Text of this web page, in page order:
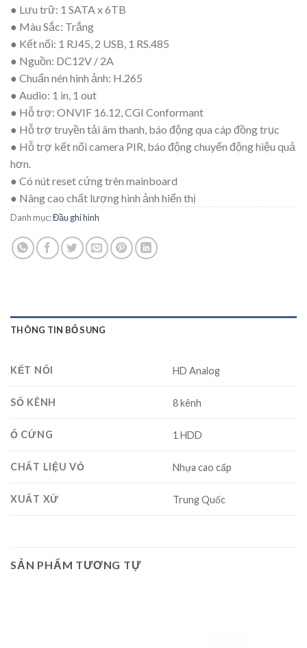
● Lưu trữ: 1 SATA x 6TB
● Màu Sắc: Trắng
● Kết nối: 1 RJ45, 2 USB, 1 RS.485
● Nguồn: DC12V / 2A
● Chuẩn nén hình ảnh: H.265
● Audio: 1 in, 1 out
● Hỗ trợ: ONVIF 16.12, CGI Conformant
● Hỗ trợ truyền tải âm thanh, báo động qua cáp đồng trục
● Hỗ trợ kết nối camera PIR, báo động chuyển động hiệu quả
hơn.
● Có nút reset cứng trên mainboard
● Nâng cao chất lượng hình ảnh hiển thị
Danh mục:Đầu ghi hình
THÔNG TIN BỔ SUNG
KẾT NỐI HD Analog
SỐ KÊNH 8 kênh
Ổ CỨNG 1 HDD
CHẤT LIỆU VỎ Nhựa cao cấp
XUẤT XỨ Trung Quốc
SẢN PHẨM TƯƠNG TỰ